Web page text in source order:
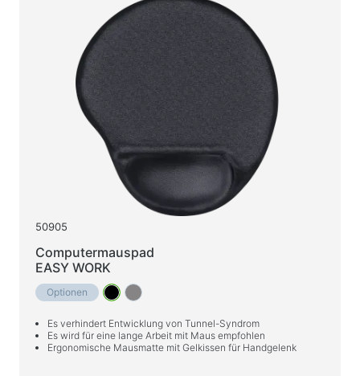
50905
Computermauspad
EASY WORK
Optionen
Es verhindert Entwicklung von Tunnel-Syndrom
Es wird für eine lange Arbeit mit Maus empfohlen
Ergonomische Mausmatte mit Gelkissen für Handgelenk